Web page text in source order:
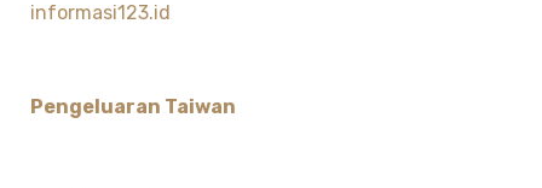
informasi123.id
Pengeluaran Taiwan